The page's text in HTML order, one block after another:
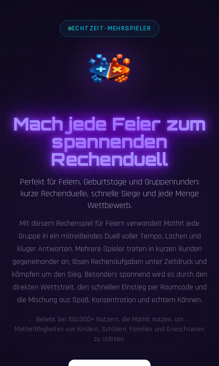
ECHTZEIT-MEHRSPIELER
Mach jede Feier zum
spannenden
Rechenduell
Perfekt für Feiern, Geburtstage und Gruppenrunden:
kurze Rechenduelle, schnelle Siege und jede Menge
Wettbewerb.
Mit diesem Rechenspiel für Feiern verwandelt MathIt jede
Gruppe in ein mitreißendes Duell voller Tempo, Lachen und
kluger Antworten. Mehrere Spieler treten in kurzen Runden
gegeneinander an, lösen Rechenaufgaben unter Zeitdruck und
kämpfen um den Sieg. Besonders spannend wird es durch den
direkten Wettstreit, den schnellen Einstieg per Raumcode und
die Mischung aus Spaß, Konzentration und echtem Können.
Beliebt bei 100,000+ Nutzern, die MathIt nutzen, um
Mathefähigkeiten von Kindern, Schülern, Familien und Erwachsenen
zu stärken.